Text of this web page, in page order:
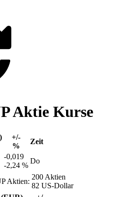
Aktie Kurse
+/-
%
Zeit
-0,019
-2,24 %
Do
Aktien:
200 Aktien
82 US-Dollar